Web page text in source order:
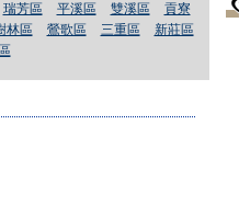
瑞芳區 平溪區 雙溪區
貢寮
林區 鶯歌區 三重區
新莊區